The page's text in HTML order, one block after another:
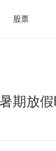
股票
期放